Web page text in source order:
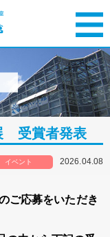
受賞者発表
イベント 2026.04.08
ご応募をいただき